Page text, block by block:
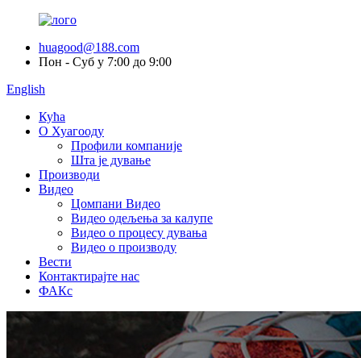
huagood@188.com
Пон - Суб у 7:00 до 9:00
English
Кућа
О Хуагооду
Профили компаније
Шта је дување
Производи
Видео
Цомпани Видео
Видео одељења за калупе
Видео о процесу дувања
Видео о производу
Вести
Контактирајте нас
ФАКс